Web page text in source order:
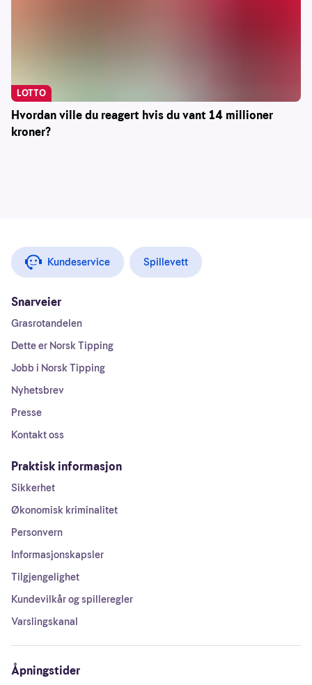
Hvordan ville du reagert hvis du vant 14 millioner
kroner?
LOTTO
Kundeservice Spillevett
Snarveier
Grasrotandelen
Dette er Norsk Tipping
Jobb i Norsk Tipping
Nyhetsbrev
Presse
Kontakt oss
Praktisk informasjon
Sikkerhet
Økonomisk kriminalitet
Personvern
Informasjonskapsler
Tilgjengelighet
Kundevilkår og spilleregler
Varslingskanal
Åpningstider